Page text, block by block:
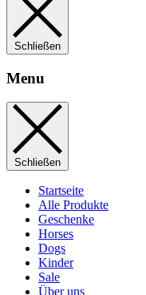
Schließen
Menu
Schließen
Startseite
Alle Produkte
Geschenke
Horses
Dogs
Kinder
Sale
Über uns